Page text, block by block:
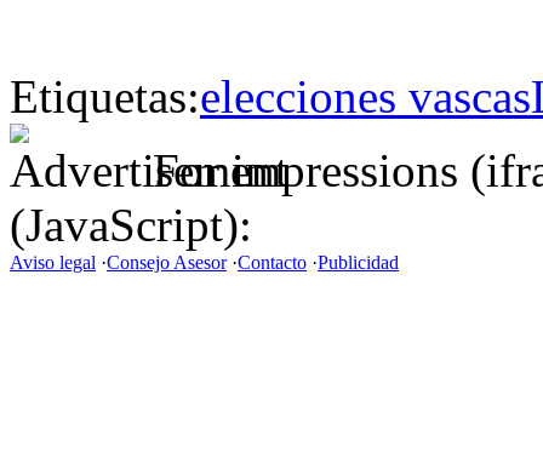
Etiquetas:elecciones vascas
For impressions
(JavaScript):
Aviso legal ·Consejo Asesor·Contacto ·Publicidad